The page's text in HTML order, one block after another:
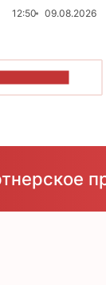
12:50 09.08.2026